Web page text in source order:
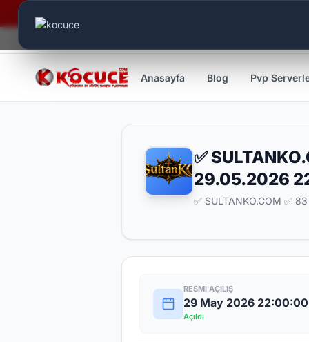
Anasayfa Blog Pvp
✅
29.05.2026
✅ SULTANKO.COM ✅
RESMI AÇILIŞ
29 May 2026 22:00:00
Açıldı